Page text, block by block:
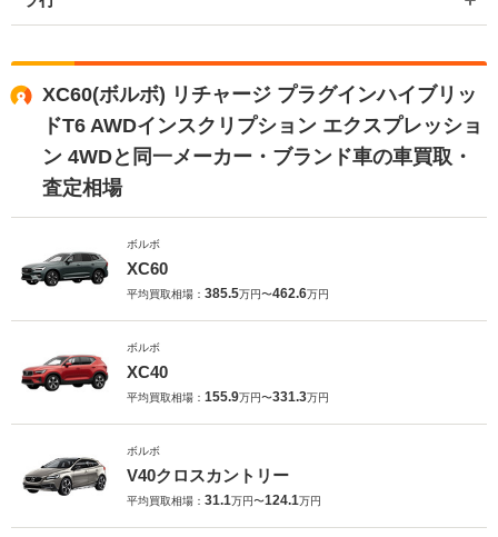
XC60(ボルボ) リチャージ プラグインハイブリッ
ドT6 AWDインスクリプション エクスプレッショ
ン 4WDと同一メーカー・ブランド車の車買取・
査定相場
ボルボ
XC60
平均買取相場： 385.5万円〜462.6万円
ボルボ
XC40
平均買取相場： 155.9万円〜331.3万円
ボルボ
V40クロスカントリー
平均買取相場： 31.1万円〜124.1万円